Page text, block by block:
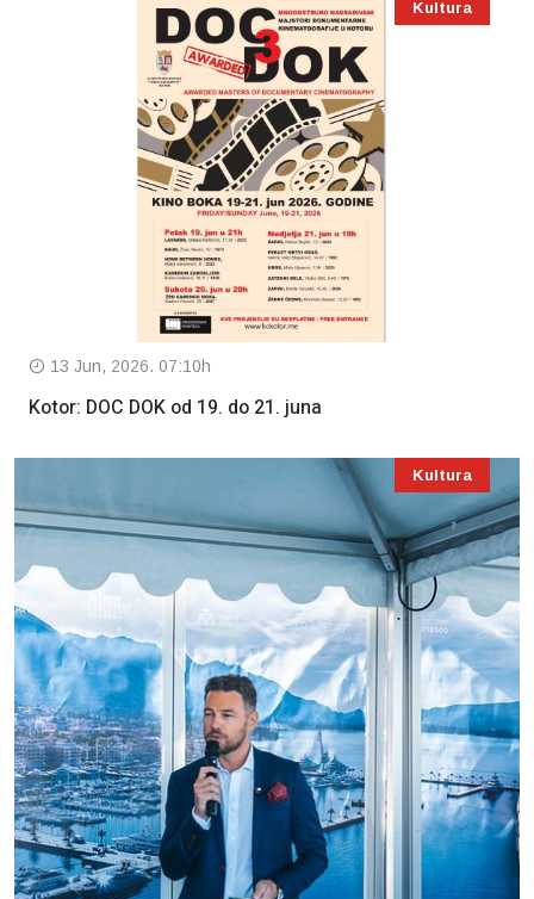
Kultura
13 Jun, 2026. 07:10h
Kotor: DOC DOK od 19. do 21. juna
Kultura